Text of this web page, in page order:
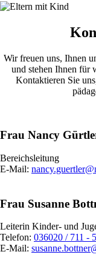
Image
Wir freuen uns, Ihnen
und stehen Ihnen für
Kontaktieren Sie
Frau Nancy
Bereichsleitung
E-Mail:
Frau Susanne
Leiterin Kinder- und
Telefon: 036020 / 711 -
E-Mail: